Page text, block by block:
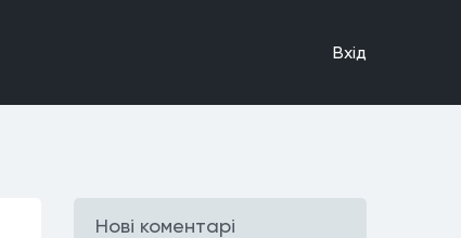
Вхiд
Нові коментарі